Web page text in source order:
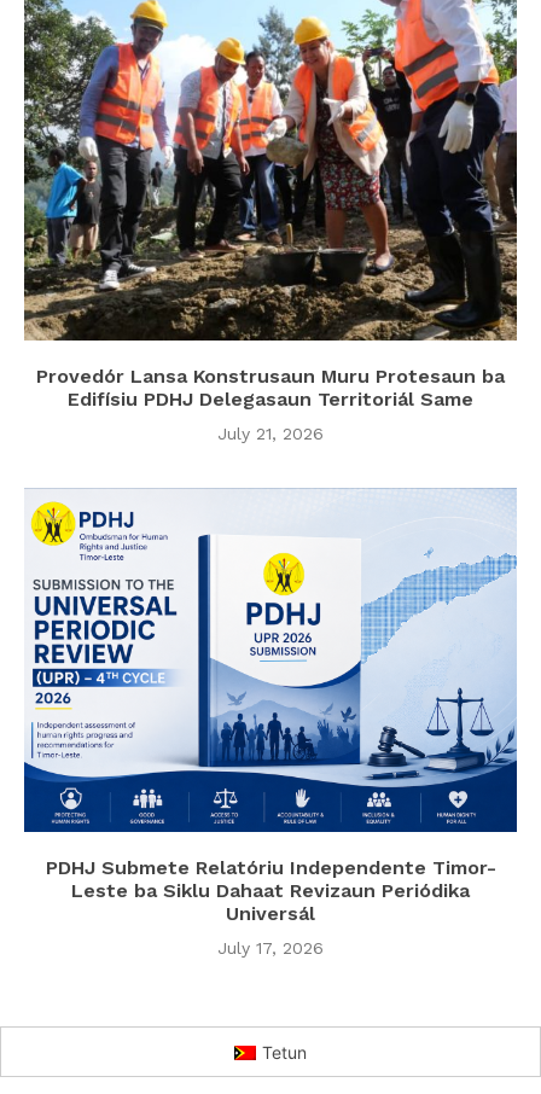
Provedór Lansa Konstrusaun Muru Protesaun ba
Edifísiu PDHJ Delegasaun Territoriál Same
July 21, 2026
PDHJ Submete Relatóriu Independente Timor-
Leste ba Siklu Dahaat Revizaun Periódika
Universál
July 17, 2026
Tetun